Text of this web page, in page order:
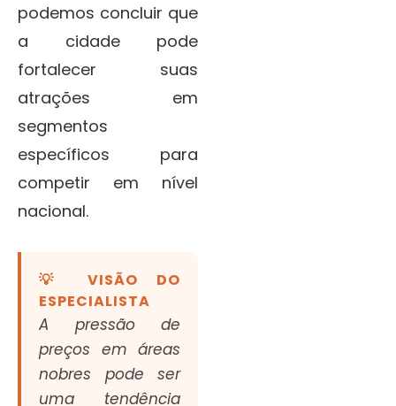
podemos concluir que
a cidade pode
fortalecer suas
atrações em
segmentos
específicos para
competir em nível
nacional.
💡 VISÃO DO
ESPECIALISTA
A pressão de
preços em áreas
nobres pode ser
uma tendência